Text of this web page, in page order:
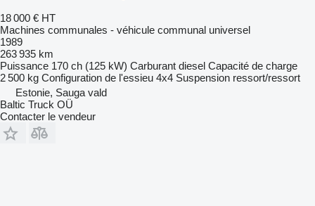
18 000 € HT
Machines communales - véhicule communal universel
1989
263 935 km
Puissance 170 ch (125 kW) Carburant diesel Capacité de charge
2 500 kg Configuration de l'essieu 4x4 Suspension ressort/ressort
Estonie, Sauga vald
Baltic Truck OÜ
Contacter le vendeur